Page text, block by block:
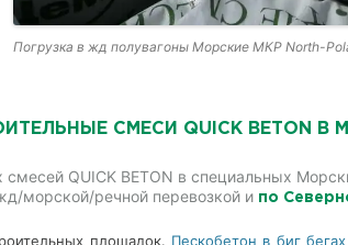
Погрузка в жд полувагоны Морские МКР North-
СМЕСИ QUICK BETON В
смесей QUICK BETON в специальных
морской/речной перевозкой и по
площадок. Пескобетон в биг бегах